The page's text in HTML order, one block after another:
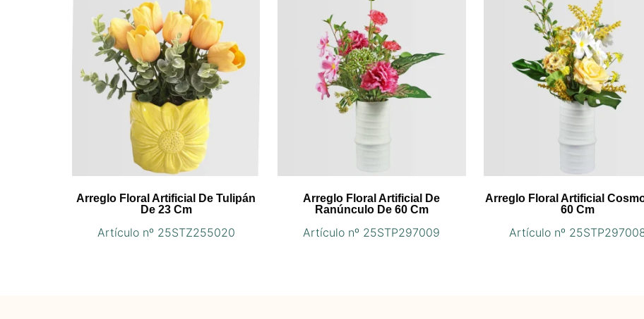
Arreglo Floral Artificial De Tulipán
De 23 Cm
Artículo nº 25STZ255020
Arreglo Floral Artificial De
Ranúnculo De 60 Cm
Artículo nº 25STP297009
Arreglo Floral Artificial
60 Cm
Artículo nº